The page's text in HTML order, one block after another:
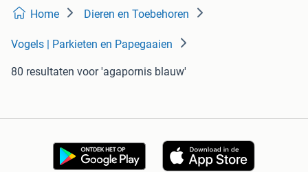
Home Dieren en Toebehoren
Vogels | Parkieten en Papegaaien
80 resultaten voor 'agapornis blauw'